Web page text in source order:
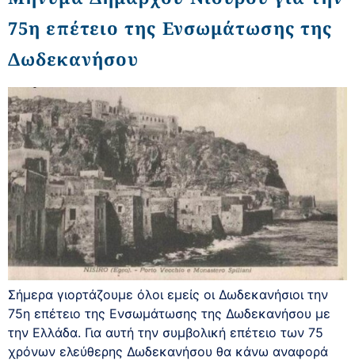
75η επέτειο της Ενσωμάτωσης της
Δωδεκανήσου
Σήμερα γιορτάζουμε όλοι εμείς οι Δωδεκανήσιοι την
75η επέτειο της Ενσωμάτωσης της Δωδεκανήσου με
την Ελλάδα. Για αυτή την συμβολική επέτειο των 75
χρόνων ελεύθερης Δωδεκανήσου θα κάνω αναφορά